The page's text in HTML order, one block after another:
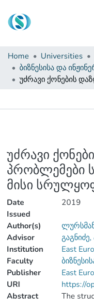
Communities &
Browse
Documentation
Home Universities
უძრავი
პრობლემები
მისი
Date
Issued
2019
Author(s)
Advisor
Institution
East
Faculty
Publisher
East
URI
https://
Abstract
The